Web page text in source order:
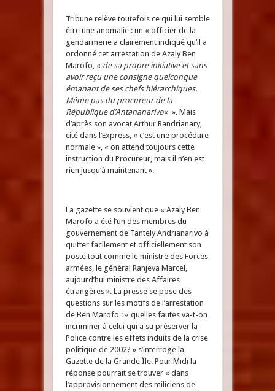
Tribune relève toutefois ce qui lui semble
être une anomalie : un « officier de la
gendarmerie a clairement indiqué qu’il a
ordonné cet arrestation de Azaly Ben
Marofo, « de sa propre initiative et sans
avoir reçu une consigne quelconque
émanant de ses chefs hiérarchiques.
Même pas du procureur de la
République d’Antananarivo« ». Mais
d’après son avocat Arthur Randrianary,
cité dans l’Express, « c’est une procédure
normale », « on attend toujours cette
instruction du Procureur, mais il n’en est
rien jusqu’à maintenant ».
La gazette se souvient que « Azaly Ben
Marofo a été l’un des membres du
gouvernement de Tantely Andrianarivo à
quitter facilement et officiellement son
poste tout comme le ministre des Forces
armées, le général Ranjeva Marcel,
aujourd’hui ministre des Affaires
étrangères ». La presse se pose des
questions sur les motifs de l’arrestation
de Ben Marofo : « quelles fautes va-t-on
incriminer à celui qui a su préserver la
Police contre les effets induits de la crise
politique de 2002? » s’interroge la
Gazette de la Grande Île. Pour Midi la
réponse pourrait se trouver « dans
l’approvisionnement des miliciens de